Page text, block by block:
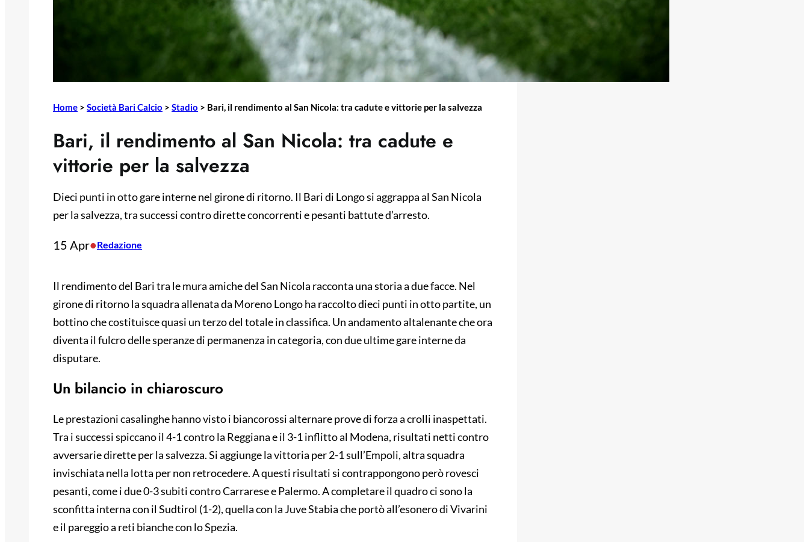
Home > Società Bari Calcio > Stadio > Bari, il rendimento al San Nicola: tra cadute e vittorie per la salvezza
Bari, il rendimento al San Nicola: tra cadute e
vittorie per la salvezza
Dieci punti in otto gare interne nel girone di ritorno. Il Bari di Longo si aggrappa al San Nicola
per la salvezza, tra successi contro dirette concorrenti e pesanti battute d’arresto.
15 Apr•Redazione
Il rendimento del Bari tra le mura amiche del San Nicola racconta una storia a due facce. Nel
girone di ritorno la squadra allenata da Moreno Longo ha raccolto dieci punti in otto partite, un
bottino che costituisce quasi un terzo del totale in classifica. Un andamento altalenante che ora
diventa il fulcro delle speranze di permanenza in categoria, con due ultime gare interne da
disputare.
Un bilancio in chiaroscuro
Le prestazioni casalinghe hanno visto i biancorossi alternare prove di forza a crolli inaspettati.
Tra i successi spiccano il 4-1 contro la Reggiana e il 3-1 inflitto al Modena, risultati netti contro
avversarie dirette per la salvezza. Si aggiunge la vittoria per 2-1 sull’Empoli, altra squadra
invischiata nella lotta per non retrocedere. A questi risultati si contrappongono però rovesci
pesanti, come i due 0-3 subiti contro Carrarese e Palermo. A completare il quadro ci sono la
sconfitta interna con il Sudtirol (1-2), quella con la Juve Stabia che portò all’esonero di Vivarini
e il pareggio a reti bianche con lo Spezia.